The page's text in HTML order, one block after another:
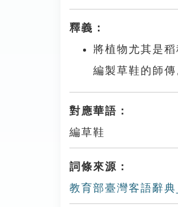
釋義：
將植物尤其是
編製草鞋的師傳
對應華語：
編草鞋
詞條來源：
教育部臺灣客語辭